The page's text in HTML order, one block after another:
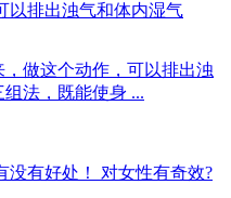
以排出浊气和体内湿气
做这个动作，可以排出浊
法，既能使身 ...
没有好处！ 对女性有奇效?